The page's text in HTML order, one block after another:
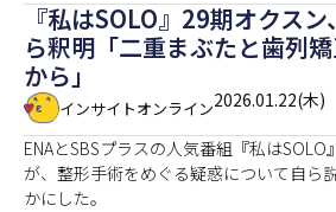
『私はSOLO』29期オクス
ら釈明「二重まぶたと歯列
から」
インサイトオンライン2026.01.22(木)
ENAとSBSプラスの人気番組『私は
が、整形手術をめぐる疑惑について自ら
かにした。